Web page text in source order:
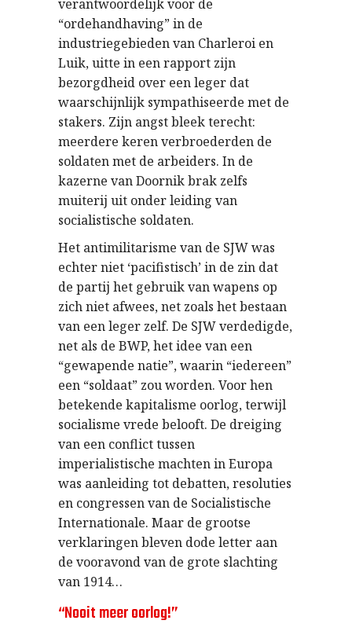
verantwoordelijk voor de
“ordehandhaving” in de
industriegebieden van Charleroi en
Luik, uitte in een rapport zijn
bezorgdheid over een leger dat
waarschijnlijk sympathiseerde met de
stakers. Zijn angst bleek terecht:
meerdere keren verbroederden de
soldaten met de arbeiders. In de
kazerne van Doornik brak zelfs
muiterij uit onder leiding van
socialistische soldaten.
Het antimilitarisme van de SJW was
echter niet ‘pacifistisch’ in de zin dat
de partij het gebruik van wapens op
zich niet afwees, net zoals het bestaan
van een leger zelf. De SJW verdedigde,
net als de BWP, het idee van een
“gewapende natie”, waarin “iedereen”
een “soldaat” zou worden. Voor hen
betekende kapitalisme oorlog, terwijl
socialisme vrede belooft. De dreiging
van een conflict tussen
imperialistische machten in Europa
was aanleiding tot debatten, resoluties
en congressen van de Socialistische
Internationale. Maar de grootse
verklaringen bleven dode letter aan
de vooravond van de grote slachting
van 1914…
“Nooit meer oorlog!”